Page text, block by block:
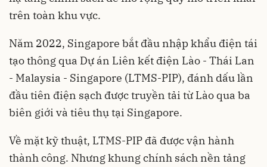
trên toàn khu vực.
Năm 2022, Singapore bắt đầu nhập khẩu điện tái
tạo thông qua Dự án Liên kết điện Lào - Thái Lan
- Malaysia - Singapore (LTMS-PIP), đánh dấu lần
đầu tiên điện sạch được truyền tải từ Lào qua ba
biên giới và tiêu thụ tại Singapore.
Về mặt kỹ thuật, LTMS-PIP đã được vận hành
thành công. Nhưng khung chính sách nền tảng